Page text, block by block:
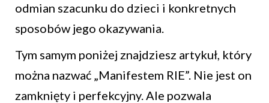
odmian szacunku do dzieci i konkretnych
sposobów jego okazywania.
Tym samym poniżej znajdziesz artykuł, który
można nazwać „Manifestem RIE”. Nie jest on
zamknięty i perfekcyjny. Ale pozwala